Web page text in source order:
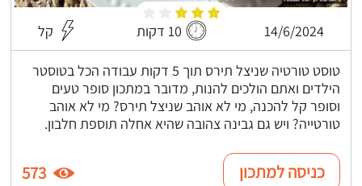
14/6/2024 10 דקות קל
טוסט טורטיה שניצל תירס תוך 5 דקות עבודה הכל בטוסטר
הילדים ואתם הולכים להנות, מדובר במתכון סופר טעים
וסופר קל להכנה, מי לא אוהב שניצל תירס? מי לא אוהב
טורטייה? ויש גם גבינה צהובה שהיא אחלה תוספת חלבון.
כניסה למתכון 573